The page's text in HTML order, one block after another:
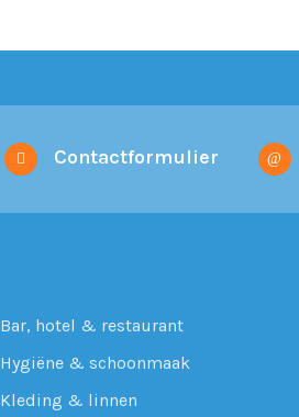
Contactformulier
Bar, hotel & restaurant
Hygiëne & schoonmaak
Kleding & linnen